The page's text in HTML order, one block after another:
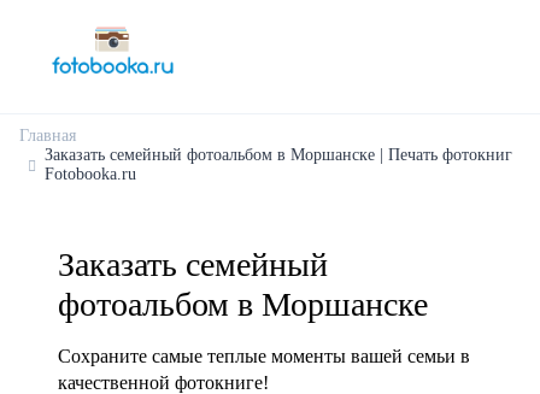
Главная
Заказать семейный фотоальбом в Моршанске | Печать фотокниг
Fotobooka.ru
Заказать семейный
фотоальбом в Моршанске
Сохраните самые теплые моменты вашей семьи в
качественной фотокниге!